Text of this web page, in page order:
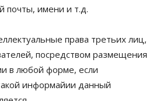
почты, имени и т.д.
права третьих лиц,
посредством размещения
в любой форме, если
информайии данный